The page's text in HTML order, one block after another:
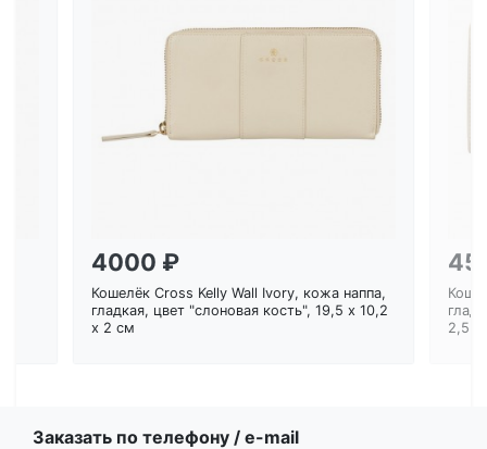
4000 ₽
Кошелёк Cross Kelly Wall Ivory, кожа наппа,
гладкая, цвет "слоновая кость", 19,5 x 10,2
x 2 см
2,5
Заказать по телефону / e-mail